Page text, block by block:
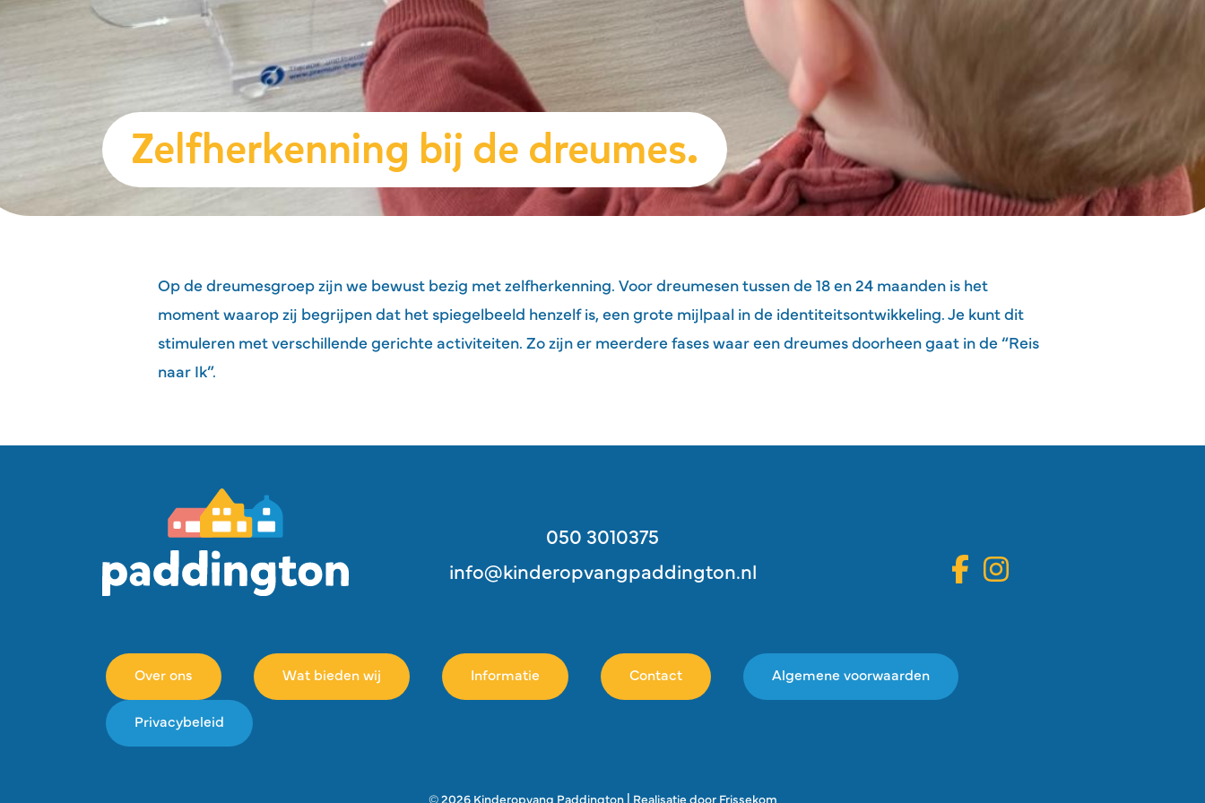
Zelfherkenning bij de dreumes.
Op de dreumesgroep zijn we bewust bezig met zelfherkenning. Voor dreumesen tussen de 18 en 24 maanden is het
moment waarop zij begrijpen dat het spiegelbeeld henzelf is, een grote mijlpaal in de identiteitsontwikkeling. Je kunt dit
stimuleren met verschillende gerichte activiteiten. Zo zijn er meerdere fases waar een dreumes doorheen gaat in de “Reis
naar Ik”.
050 3010375
info@kinderopvangpaddington.nl
Over ons Wat bieden wij Informatie Contact Algemene voorwaarden
Privacybeleid